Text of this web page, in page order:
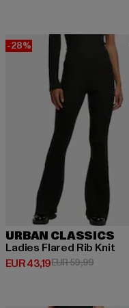
-28%
URBAN CLASSICS
Ladies Flared Rib Knit
EUR 43,19
Huidige prijs: EUR 43,19
EUR 59,99